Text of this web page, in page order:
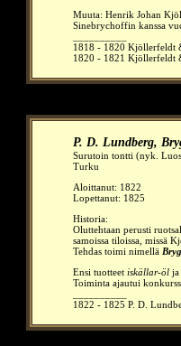
Muuta: Henrik Johan
Sinebrychoffin kanssa
1818 - 1820 Kjöllerfeldt
1820 - 1821 Kjöllerfeldt
P. D. Lundberg,
Surutoin tontti (nyk.
Turku
Aloittanut: 1822
Lopettanut: 1825
Historia:
Oluttehtaan perusti
samoissa tiloissa, missä
Tehdas toimi nimellä
Ensi tuotteet iskällar-öl ja
Toiminta ajautui
1822 - 1825 P. D.